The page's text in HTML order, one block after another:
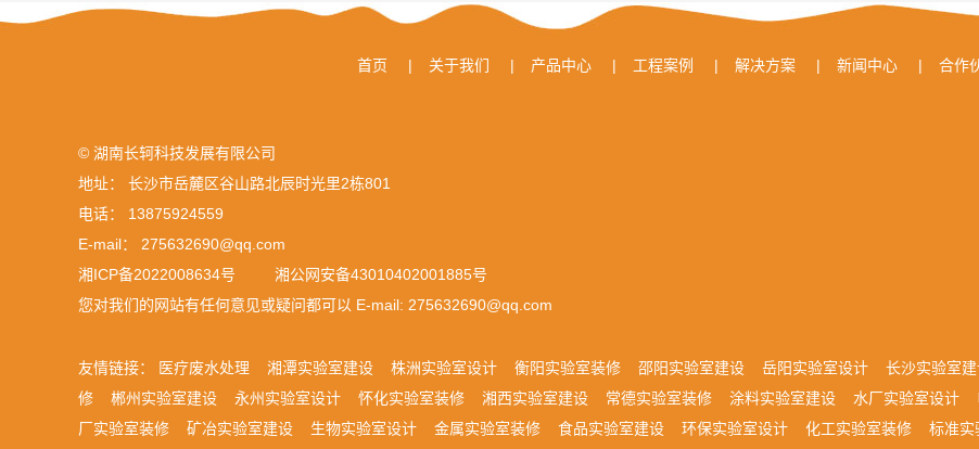
首页 | 关于我们 | 产品中心 | 工程案例 | 解决方案 | 新闻中心 | 合作
© 湖南长轲科技发展有限公司
地址： 长沙市岳麓区谷山路北辰时光里2栋801
电话： 13875924559
E-mail： 275632690@qq.com
湘ICP备2022008634号
湘公网安备43010402001885号
您对我们的网站有任何意见或疑问都可以 E-mail: 275632690@qq.com
友情链接： 医疗废水处理 湘潭实验室建设 株洲实验室设计 衡阳实验室装修 邵阳实验室建设 岳阳实验室设计 长沙实验室
修
郴州实验室建设 永州实验室设计 怀化实验室装修 湘西实验室建设 常德实验室装修 涂料实验室建设 水厂实验室设计
厂实验室装修
矿冶实验室建设 生物实验室设计 金属实验室装修 食品实验室建设 环保实验室设计 化工实验室装修 标准实